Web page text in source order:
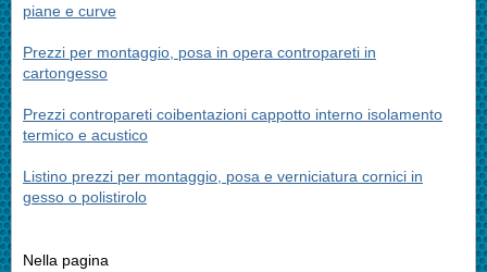
piane e curve
Prezzi per montaggio, posa in opera contropareti in
cartongesso
Prezzi contropareti coibentazioni cappotto interno isolamento
termico e acustico
Listino prezzi per montaggio, posa e verniciatura cornici in
gesso o polistirolo
Nella pagina